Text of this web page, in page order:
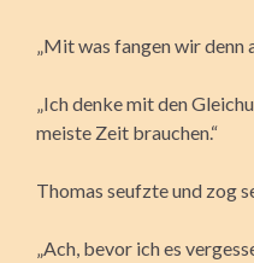
„Mit was fangen wir denn
„Ich denke mit den
meiste Zeit brauchen.“
Thomas seufzte und zog
„Ach, bevor ich es